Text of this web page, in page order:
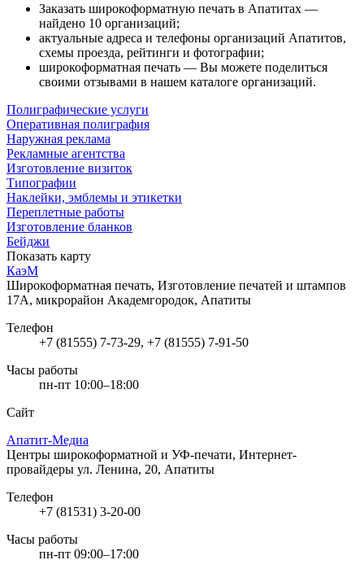
Заказать широкоформатную печать в Апатитах —
найдено 10 организаций;
актуальные адреса и телефоны организаций Апатитов,
схемы проезда, рейтинги и фотографии;
широкоформатная печать — Вы можете поделиться
своими отзывами в нашем каталоге организаций.
Полиграфические услуги
Оперативная полиграфия
Наружная реклама
Рекламные агентства
Изготовление визиток
Типографии
Наклейки, эмблемы и этикетки
Переплетные работы
Изготовление бланков
Бейджи
Показать карту
КаэМ
Широкоформатная печать, Изготовление печатей и штампов
17А, микрорайон Академгородок, Апатиты
Телефон
+7 (81555) 7-73-29, +7 (81555) 7-91-50
Часы работы
пн-пт 10:00–18:00
Сайт
Апатит-Медиа
Центры широкоформатной и УФ-печати, Интернет-
провайдеры ул. Ленина, 20, Апатиты
Телефон
+7 (81531) 3-20-00
Часы работы
пн-пт 09:00–17:00